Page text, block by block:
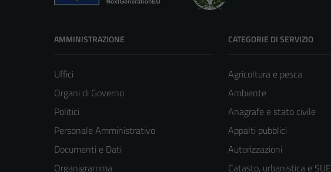
AMMINISTRAZIONE
Uffici
Organi di Governo
Politici
Personale Amministrativo
Documenti e Dati
Organigramma
CATEGORIE DI SERVIZIO
Agricoltura e pesca
Ambiente
Anagrafe e stato civile
Appalti pubblici
Autorizzazioni
Catasto, urbanistica e SUE